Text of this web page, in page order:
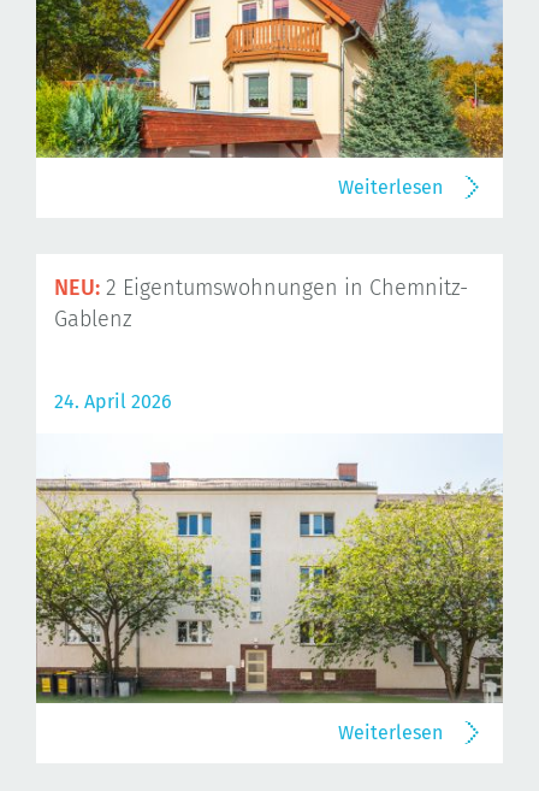
Weiterlesen
NEU: 2 Eigentumswohnungen in Chemnitz-
Gablenz
24. April 2026
Weiterlesen